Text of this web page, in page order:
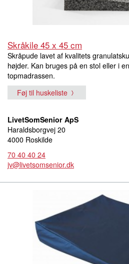
Skråkile 45 x 45 cm
Skråpude lavet af kvalitets
højder. Kan bruges på en stol eller i
topmadrassen.
Føj til huskeliste
LivetSomSenior ApS
Haraldsborgvej 20
4000 Roskilde
70 40 40 24
jv@livetsomsenior.dk